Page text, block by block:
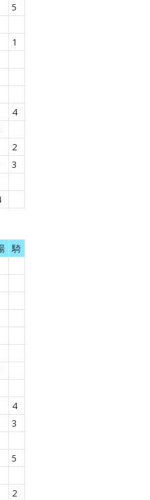
5
1
4
2
3
騎
4
3
5
2